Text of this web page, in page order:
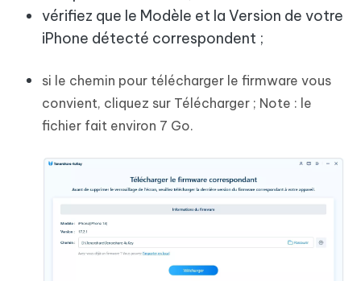
vérifiez que le Modèle et la Version de votre
iPhone détecté correspondent ;
si le chemin pour télécharger le firmware vous
convient, cliquez sur Télécharger ; Note : le
fichier fait environ 7 Go.